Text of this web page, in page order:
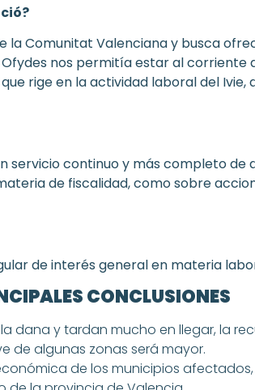
la Comunitat Valenciana y busca
nos permitía estar al corriente
rige en la actividad laboral del
servicio continuo y más completo de
de fiscalidad, como sobre
de interés general en materia
CONCLUSIONES
dana y tardan mucho en llegar, la
de algunas zonas será mayor.
de los municipios afectados,